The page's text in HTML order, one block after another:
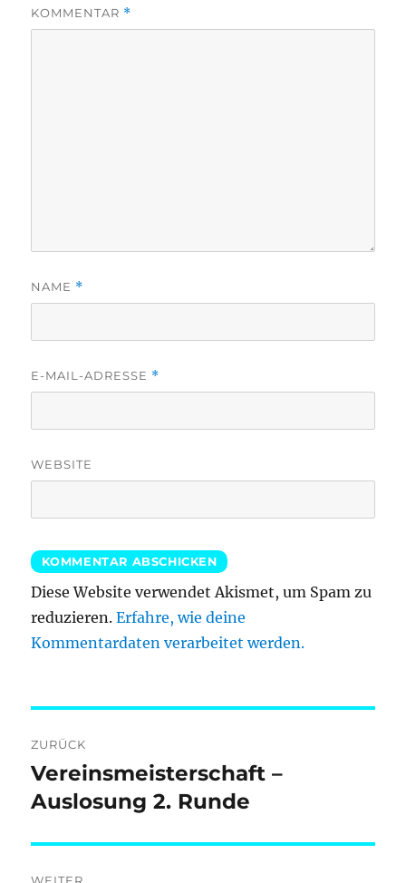
KOMMENTAR *
NAME *
E-MAIL-ADRESSE *
WEBSITE
Diese Website verwendet Akismet, um Spam zu
reduzieren.Erfahre, wie deine
Kommentardaten verarbeitet werden.
ZURÜCK
Vorheriger
Beitrag:
Vereinsmeisterschaft –
Auslosung 2. Runde
WEITER